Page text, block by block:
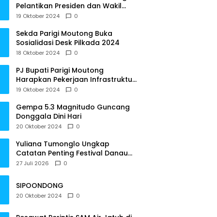
Pelantikan Presiden dan Wakil
Presiden RI
19 Oktober 2024 0
Sekda Parigi Moutong Buka
Sosialidasi Desk Pilkada 2024
18 Oktober 2024 0
PJ Bupati Parigi Moutong
Harapkan Pekerjaan Infrastruktur
Tepat Waktu
19 Oktober 2024 0
Gempa 5.3 Magnitudo Guncang
Donggala Dini Hari
20 Oktober 2024 0
Yuliana Tumonglo Ungkap
Catatan Penting Festival Danau
Lindu: Parkir hingga Toilet Harus
27 Juli 2026 0
SIPOONDONG
20 Oktober 2024 0